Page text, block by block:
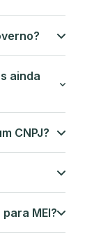
ainda
CNPJ?
MEI?